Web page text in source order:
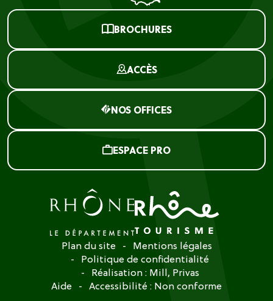
BROCHURES
ACCÈS
NOS OFFICES
ESPACE PRO
Plan du site
Mentions légales
Politique de confidentialité
Réalisation : Mill, Privas
Aide
Accessibilité : Non conforme